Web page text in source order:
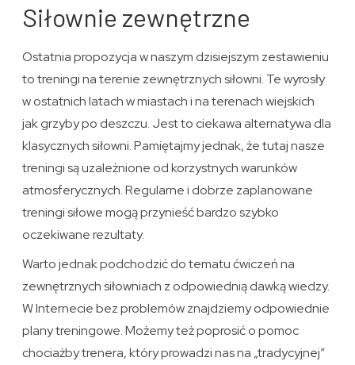
Siłownie zewnętrzne
Ostatnia propozycja w naszym dzisiejszym zestawieniu
to treningi na terenie zewnętrznych siłowni. Te wyrosły
w ostatnich latach w miastach i na terenach wiejskich
jak grzyby po deszczu. Jest to ciekawa alternatywa dla
klasycznych siłowni. Pamiętajmy jednak, że tutaj nasze
treningi są uzależnione od korzystnych warunków
atmosferycznych. Regularne i dobrze zaplanowane
treningi siłowe mogą przynieść bardzo szybko
oczekiwane rezultaty.
Warto jednak podchodzić do tematu ćwiczeń na
zewnętrznych siłowniach z odpowiednią dawką wiedzy.
W Internecie bez problemów znajdziemy odpowiednie
plany treningowe. Możemy też poprosić o pomoc
chociażby trenera, który prowadzi nas na „tradycyjnej”